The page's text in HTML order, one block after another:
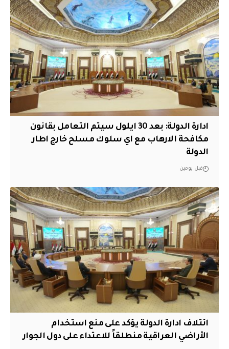
ادارة الدولة: بعد 30 ايلول سيتم التعامل بقانون
مكافحة الارهاب مع اي سلوك مسلح خارج اطار
الدولة
قبل يومين
ائتلاف ادارة الدولة يؤكد على منع استخدام
الأراضي العراقية منطلقاً للاعتداء على دول الجوار